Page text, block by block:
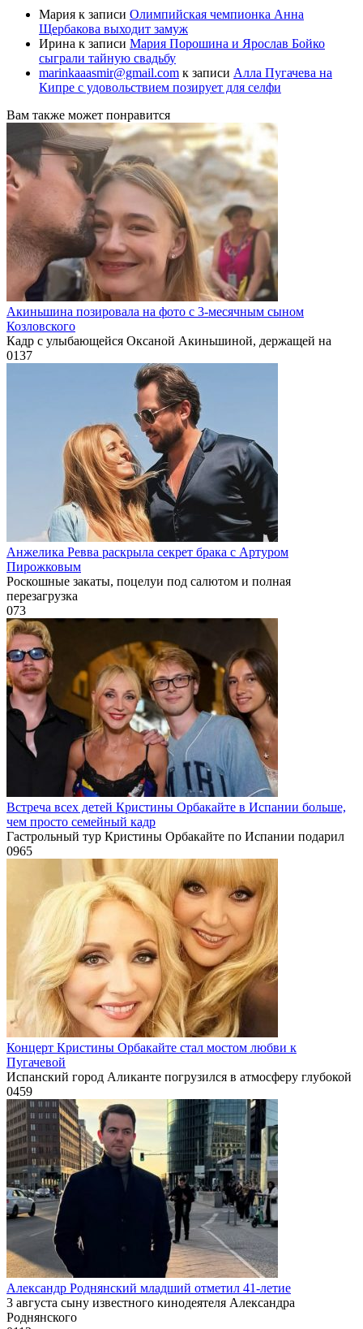
Мария к записи Олимпийская чемпионка Анна
Щербакова выходит замуж
Ирина к записи Мария Порошина и Ярослав Бойко
сыграли тайную свадьбу
marinkaaasmir@gmail.com к записи Алла Пугачева на
Кипре с удовольствием позирует для селфи
Вам также может понравится
Акиньшина позировала на фото с 3-месячным сыном
Козловского
Кадр с улыбающейся Оксаной Акиньшиной, держащей на
0137
Анжелика Ревва раскрыла секрет брака с Артуром
Пирожковым
Роскошные закаты, поцелуи под салютом и полная
перезагрузка
073
Встреча всех детей Кристины Орбакайте в Испании больше,
чем просто семейный кадр
Гастрольный тур Кристины Орбакайте по Испании подарил
0965
Концерт Кристины Орбакайте стал мостом любви к
Пугачевой
Испанский город Аликанте погрузился в атмосферу глубокой
0459
Александр Роднянский младший отметил 41-летие
3 августа сыну известного кинодеятеля Александра
Роднянского